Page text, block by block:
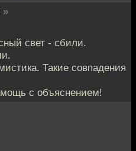
»
свет - сбили.
Такие совпадения
с объяснением!